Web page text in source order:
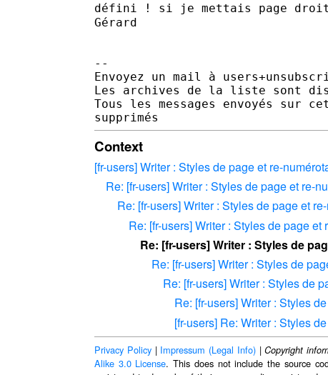
défini ! si je mettais page
Gérard
--
Envoyez un mail à
Les archives de la liste sont
Tous les messages envoyés sur
Context
[fr-users] Writer : Styles de page et re-
Re: [fr-users] Writer : Styles de page et re-
Re: [fr-users] Writer : Styles de page et
Re: [fr-users] Writer : Styles de page
Re: [fr-users] Writer : Styles de
Re: [fr-users] Writer : Styles de
Re: [fr-users] Writer : Styles de
Re: [fr-users] Writer : Styles
[fr-users] Re: Writer : Styles
Privacy Policy| Impressum (Legal Info)|Copyright
Alike 3.0 License. This does not include the source